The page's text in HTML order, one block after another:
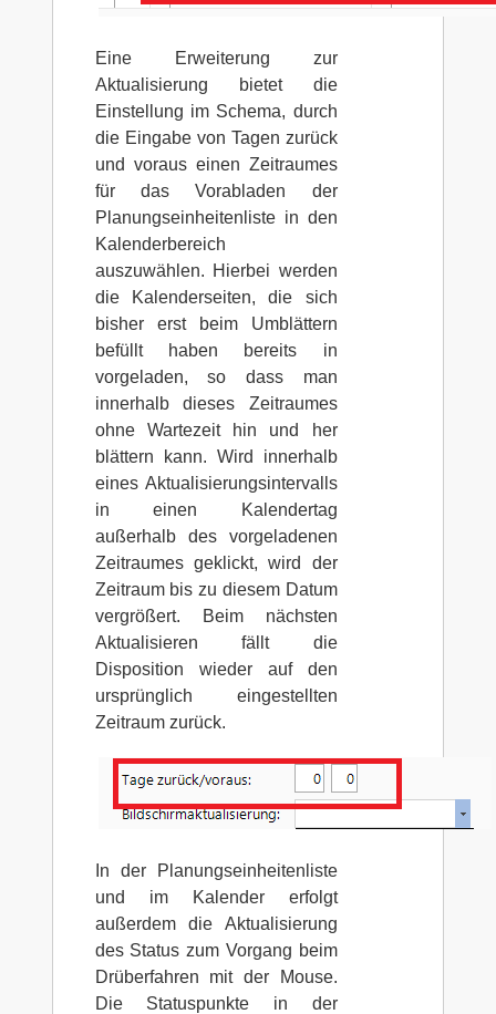
Eine Erweiterung zur
Aktualisierung bietet die
Einstellung im Schema, durch
die Eingabe von Tagen zurück
und voraus einen Zeitraumes
für das Vorabladen der
Planungseinheitenliste in den
Kalenderbereich
auszuwählen. Hierbei werden
die Kalenderseiten, die sich
bisher erst beim Umblättern
befüllt haben bereits in
vorgeladen, so dass man
innerhalb dieses Zeitraumes
ohne Wartezeit hin und her
blättern kann. Wird innerhalb
eines Aktualisierungsintervalls
in einen Kalendertag
außerhalb des vorgeladenen
Zeitraumes geklickt, wird der
Zeitraum bis zu diesem Datum
vergrößert. Beim nächsten
Aktualisieren fällt die
Disposition wieder auf den
ursprünglich eingestellten
Zeitraum zurück.
In der Planungseinheitenliste
und im Kalender erfolgt
außerdem die Aktualisierung
des Status zum Vorgang beim
Drüberfahren mit der Mouse.
Die Statuspunkte in der